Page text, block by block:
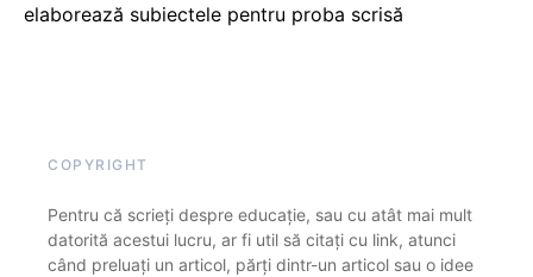
elaborează subiectele pentru proba scrisă
COPYRIGHT
Pentru că scrieți despre educație, sau cu atât mai mult
datorită acestui lucru, ar fi util să citați cu link, atunci
când preluați un articol, părți dintr-un articol sau o idee